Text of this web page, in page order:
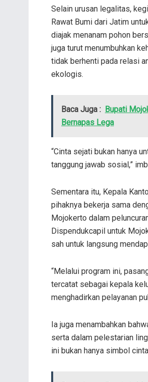
Selain urusan legalitas,
Rawat Bumi dari Jatim
diajak menanam pohon
juga turut menumbuhkan
tidak berhenti pada relasi
ekologis.
Baca Juga : Bupati
Bernapas Lega
“Cinta sejati bukan hanya
tanggung jawab sosial,”
Sementara itu, Kepala
pihaknya bekerja sama
Mojokerto dalam
Dispendukcapil untuk
sah untuk langsung
“Melalui program ini,
tercatat sebagai kepala
menghadirkan pelayanan
Ia juga menambahkan
serta dalam pelestarian
ini bukan hanya simbol